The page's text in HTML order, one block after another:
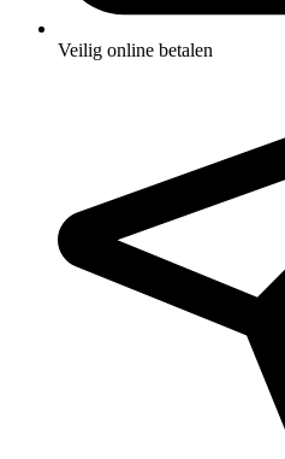
Veilig online betalen